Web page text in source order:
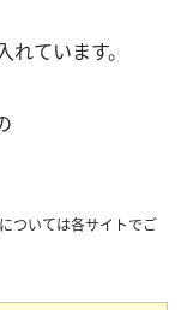
ています。
ついては各サイトでご